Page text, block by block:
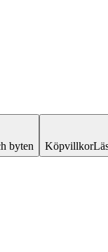
byten Köpvillkor